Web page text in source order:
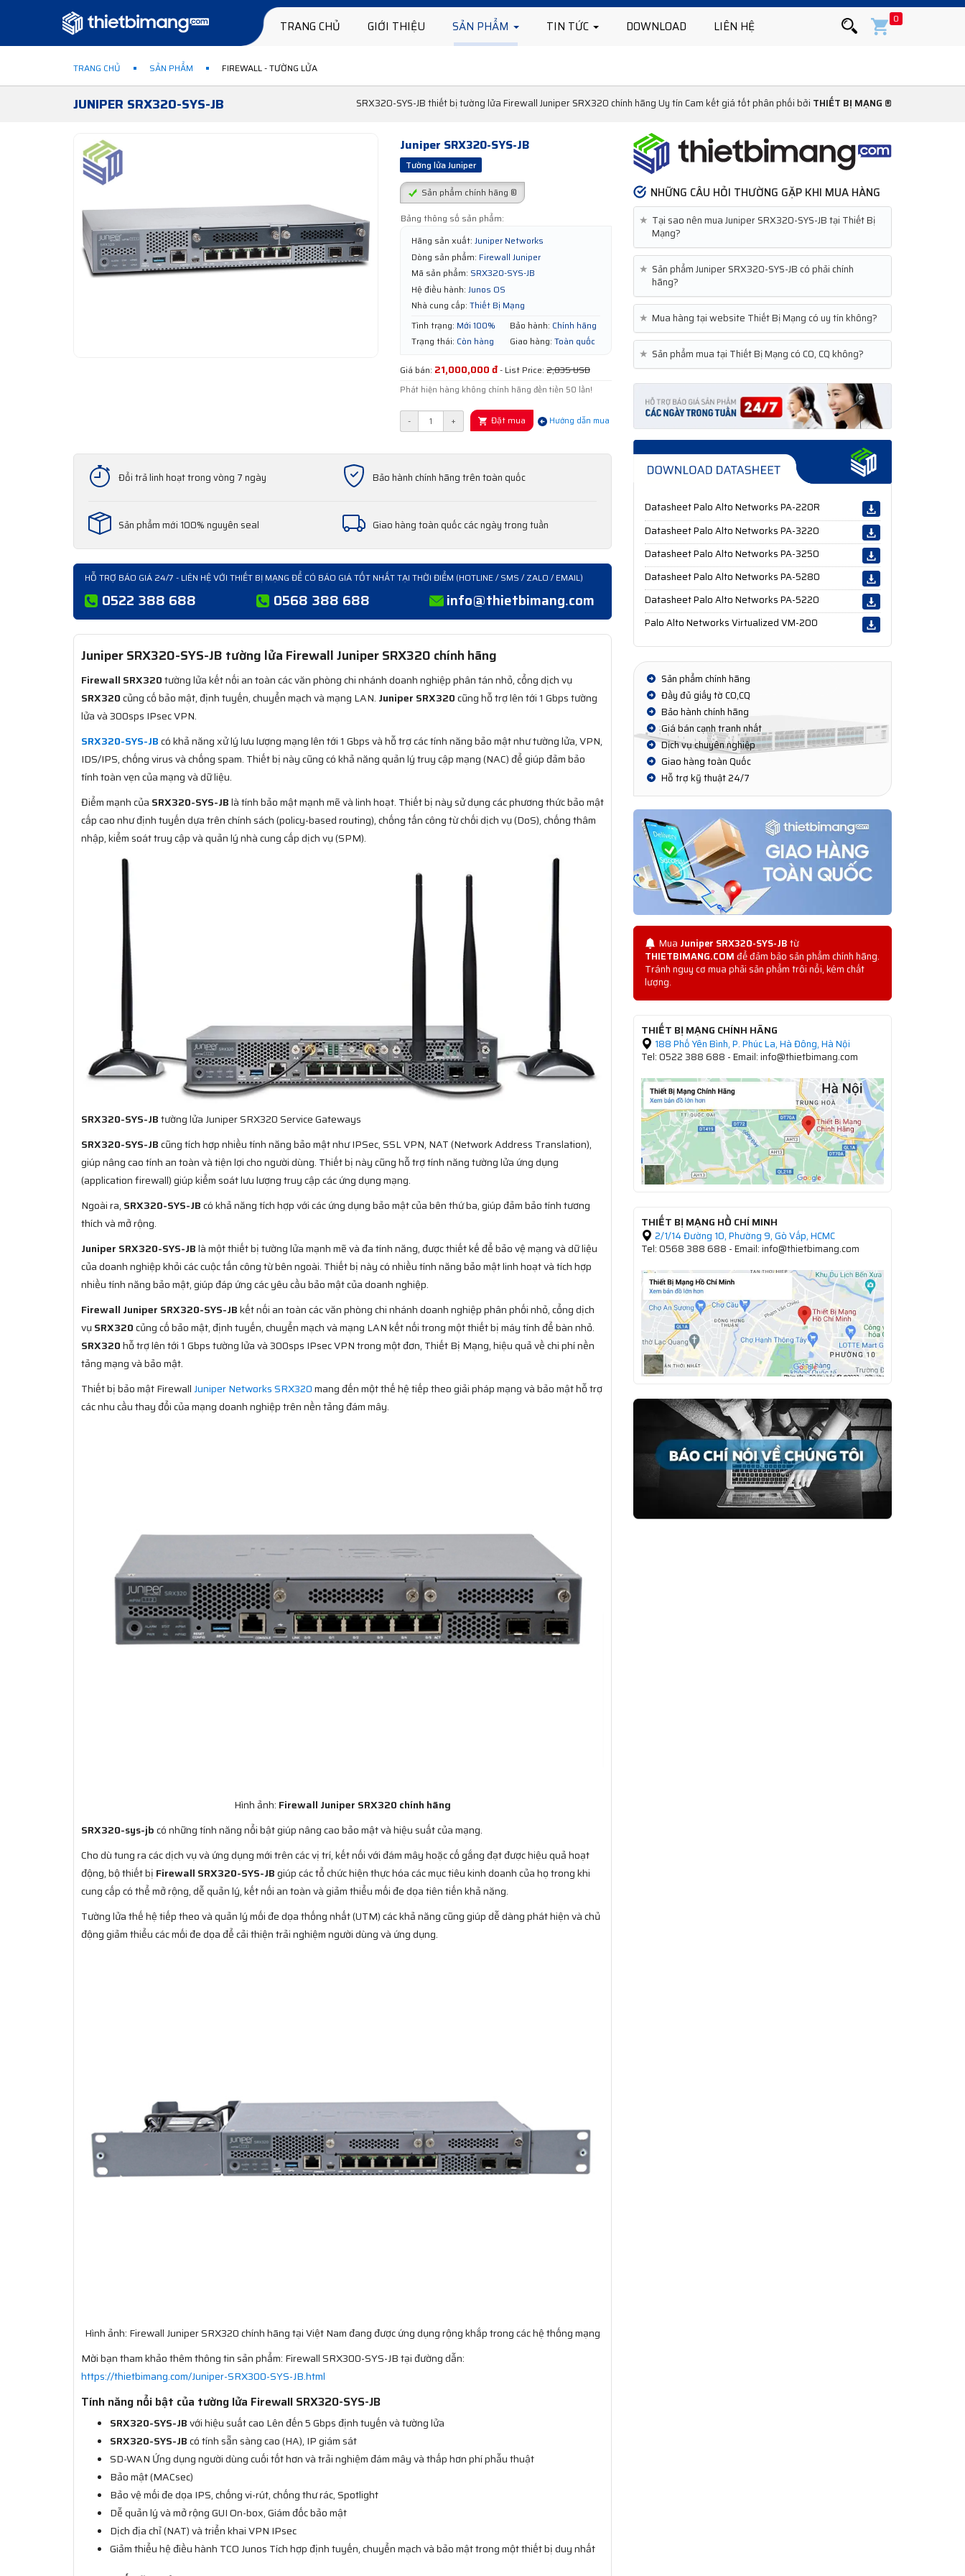
TRANG CHỦ GIỚI THIỆU SẢN PHẨM TIN TỨC DOWNLOAD LIÊN HỆ 0
TRANG CHỦ SẢN PHẨM FIREWALL - TƯỜNG LỬA
JUNIPER SRX320-SYS-JB SRX320-SYS-JB thiết bị tường lửa Firewall Juniper SRX320 chính hãng Uy tín Cam kết giá tốt phân phối bởi THIẾT BỊ MẠNG ®
Juniper SRX320-SYS-JB
Tường lửa Juniper
Sản phẩm chính hãng ®
Bảng thông số sản phẩm:
Hãng sản xuất: Juniper Networks
Dòng sản phẩm: Firewall Juniper
Mã sản phẩm: SRX320-SYS-JB
Hệ điều hành: Junos OS
Nhà cung cấp: Thiết Bị Mạng
Tình trạng: Mới 100% Bảo hành: Chính hãng
Trạng thái: Còn hàng Giao hàng: Toàn quốc
Giá bán: 21,000,000 đ- List Price: 2,035 USD
Phát hiện hàng không chính hãng đền tiền 50 lần!
- + Đặt mua Hướng dẫn mua
Đổi trả linh hoạt trong vòng 7 ngày Bảo hành chính hãng trên toàn quốc
Sản phẩm mới 100% nguyên seal Giao hàng toàn quốc các ngày trong tuần
HỖ TRỢ BÁO GIÁ 24/7 - LIÊN HỆ VỚI THIẾT BỊ MẠNG ĐỂ CÓ BÁO GIÁ TỐT NHẤT TẠI THỜI ĐIỂM (HOTLINE / SMS / ZALO / EMAIL)
0522 388 688 0568 388 688 info@thietbimang.com
Juniper SRX320-SYS-JB tường lửa Firewall Juniper SRX320 chính hãng
Firewall SRX320tường lửa kết nối an toàn các văn phòng chi nhánh doanh nghiệp phân tán nhỏ, cổng dịch vụ
SRX320củng cố bảo mật, định tuyến, chuyển mạch và mạng LAN. Juniper SRX320cũng hỗ trợ lên tới 1 Gbps tường
lửa và 300sps IPsec VPN.
SRX320-SYS-JBcó khả năng xử lý lưu lượng mạng lên tới 1 Gbps và hỗ trợ các tính năng bảo mật như tường lửa, VPN,
IDS/IPS, chống virus và chống spam. Thiết bị này cũng có khả năng quản lý truy cập mạng (NAC) để giúp đảm bảo
tính toàn vẹn của mạng và dữ liệu.
Điểm mạnh của SRX320-SYS-JBlà tính bảo mật mạnh mẽ và linh hoạt. Thiết bị này sử dụng các phương thức bảo mật
cấp cao như định tuyến dựa trên chính sách (policy-based routing), chống tấn công từ chối dịch vụ (DoS), chống thâm
nhập, kiểm soát truy cập và quản lý nhà cung cấp dịch vụ (SPM).
SRX320-SYS-JBtường lửa Juniper SRX320 Service Gateways
SRX320-SYS-JBcũng tích hợp nhiều tính năng bảo mật như IPSec, SSL VPN, NAT (Network Address Translation),
giúp nâng cao tính an toàn và tiện lợi cho người dùng. Thiết bị này cũng hỗ trợ tính năng tường lửa ứng dụng
(application firewall) giúp kiểm soát lưu lượng truy cập các ứng dụng mạng.
Ngoài ra, SRX320-SYS-JBcó khả năng tích hợp với các ứng dụng bảo mật của bên thứ ba, giúp đảm bảo tính tương
thích và mở rộng.
Juniper SRX320-SYS-JBlà một thiết bị tường lửa mạnh mẽ và đa tính năng, được thiết kế để bảo vệ mạng và dữ liệu
của doanh nghiệp khỏi các cuộc tấn công từ bên ngoài. Thiết bị này có nhiều tính năng bảo mật linh hoạt và tích hợp
nhiều tính năng bảo mật, giúp đáp ứng các yêu cầu bảo mật của doanh nghiệp.
Firewall Juniper SRX320-SYS-JBkết nối an toàn các văn phòng chi nhánh doanh nghiệp phân phối nhỏ, cổng dịch
vụSRX320củng cố bảo mật, định tuyến, chuyển mạch và mạng LAN kết nối trong một thiết bị máy tính để bàn nhỏ.
SRX320hỗ trợ lên tới 1 Gbps tường lửa và 300sps IPsec VPN trong một đơn, Thiết Bị Mạng, hiệu quả về chi phí nền
tảng mạng và bảo mật.
Thiết bị bảo mật FirewallJuniper Networks SRX320mang đến một thế hệ tiếp theo giải pháp mạng và bảo mật hỗ trợ
các nhu cầu thay đổi của mạng doanh nghiệp trên nền tảng đám mây.
Hình ảnh: Firewall Juniper SRX320 chính hãng
SRX320-sys-jbcó những tính năng nổi bật giúp nâng cao bảo mật và hiệu suất của mạng.
Cho dù tung ra các dịch vụ và ứng dụng mới trên các vị trí, kết nối với đám mây hoặc cố gắng đạt được hiệu quả hoạt
động, bộ thiết bị Firewall SRX320-SYS-JBgiúp các tổ chức hiện thực hóa các mục tiêu kinh doanh của họ trong khi
cung cấp có thể mở rộng, dễ quản lý, kết nối an toàn và giảm thiểu mối đe dọa tiên tiến khả năng.
Tường lửa thế hệ tiếp theo và quản lý mối đe dọa thống nhất (UTM) các khả năng cũng giúp dễ dàng phát hiện và chủ
động giảm thiểu các mối đe dọa để cải thiện trải nghiệm người dùng và ứng dụng.
Hình ảnh: Firewall Juniper SRX320 chính hãng tại Việt Nam đang được ứng dụng rộng khắp trong các hệ thống mạng
Mời bạn tham khảo thêm thông tin sản phẩm: Firewall SRX300-SYS-JB tại đường dẫn:
https://thietbimang.com/Juniper-SRX300-SYS-JB.html
Tính năng nổi bật của tường lửa Firewall SRX320-SYS-JB
SRX320-SYS-JBvới hiệu suất cao Lên đến 5 Gbps định tuyến và tường lửa
SRX320-SYS-JBcó tính sẵn sàng cao (HA), IP giám sát
SD-WAN Ứng dụng người dùng cuối tốt hơn và trải nghiệm đám mây và thấp hơn phí phẫu thuật
Bảo mật (MACsec)
Bảo vệ mối đe dọa IPS, chống vi-rút, chống thư rác, Spotlight
Dễ quản lý và mở rộng GUI On-box, Giám đốc bảo mật
Dịch địa chỉ (NAT) và triển khai VPN IPsec
Giảm thiểu hệ điều hành TCO Junos Tích hợp định tuyến, chuyển mạch và bảo mật trong một thiết bị duy nhất
NHỮNG CÂU HỎI THƯỜNG GẶP KHI MUA HÀNG
★ Tại sao nên mua Juniper SRX320-SYS-JB tại Thiết Bị
Mạng?
★ Sản phẩm Juniper SRX320-SYS-JB có phải chính
hãng?
★ Mua hàng tại website Thiết Bị Mạng có uy tín không?
★ Sản phẩm mua tại Thiết Bị Mạng có CO, CQ không?
Datasheet Palo Alto Networks PA-220R
Datasheet Palo Alto Networks PA-3220
Datasheet Palo Alto Networks PA-3250
Datasheet Palo Alto Networks PA-5280
Datasheet Palo Alto Networks PA-5220
Palo Alto Networks Virtualized VM-200
Sản phẩm chính hãng
Đầy đủ giấy tờ CO,CQ
Bảo hành chính hãng
Giá bán cạnh tranh nhất
Dịch vụ chuyên nghiệp
Giao hàng toàn Quốc
Hỗ trợ kỹ thuật 24/7
Mua Juniper SRX320-SYS-JBtừ
THIETBIMANG.COMđể đảm bảo sản phẩm chính hãng.
Tránh nguy cơ mua phải sản phẩm trôi nổi, kém chất
lượng.
THIẾT BỊ MẠNG CHÍNH HÃNG
188 Phố Yên Bình, P. Phúc La, Hà Đông, Hà Nội
Tel: 0522 388 688 - Email: info@thietbimang.com
THIẾT BỊ MẠNG HỒ CHÍ MINH
2/1/14 Đường 10, Phường 9, Gò Vấp, HCMC
Tel: 0568 388 688 - Email: info@thietbimang.com